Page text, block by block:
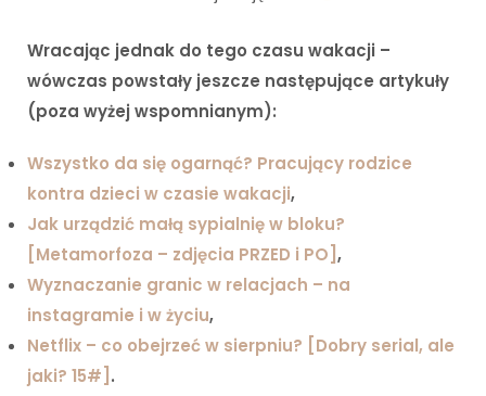
Wracając jednak do tego czasu wakacji –
wówczas powstały jeszcze następujące artykuły
(poza wyżej wspomnianym):
Wszystko da się ogarnąć? Pracujący rodzice
kontra dzieci w czasie wakacji,
Jak urządzić małą sypialnię w bloku?
[Metamorfoza – zdjęcia PRZED i PO],
Wyznaczanie granic w relacjach – na
instagramie i w życiu,
Netflix – co obejrzeć w sierpniu? [Dobry serial, ale
jaki? 15#] .